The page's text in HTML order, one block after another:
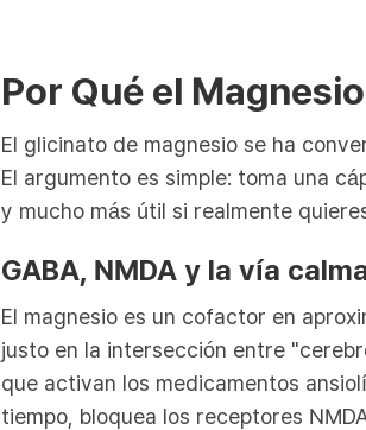
Por Qué el
El glicinato de magnesio se ha
El argumento es simple: toma una
y mucho más útil si realmente
GABA, NMDA y la vía
El magnesio es un cofactor en
justo en la intersección entre
que activan los medicamentos
tiempo, bloquea los receptores